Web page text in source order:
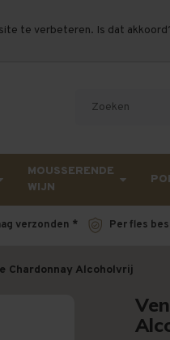
te verbeteren. Is dat
drukte bij PostNL kan uw
MOUSSERENDE
WIJN
verzonden * Per fles
Chardonnay Alcoholvrij